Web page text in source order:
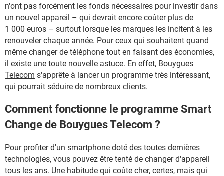
n'ont pas forcément les fonds nécessaires pour investir dans
un nouvel appareil – qui devrait encore coûter plus de
1 000 euros – surtout lorsque les marques les incitent à les
renouveler chaque année. Pour ceux qui souhaitent quand
même changer de téléphone tout en faisant des économies,
il existe une toute nouvelle astuce. En effet, Bouygues
Telecom s'apprête à lancer un programme très intéressant,
qui pourrait séduire de nombreux clients.
Comment fonctionne le programme Smart
Change de Bouygues Telecom ?
Pour profiter d'un smartphone doté des toutes dernières
technologies, vous pouvez être tenté de changer d'appareil
tous les ans. Une habitude qui coûte cher, certes, mais qui